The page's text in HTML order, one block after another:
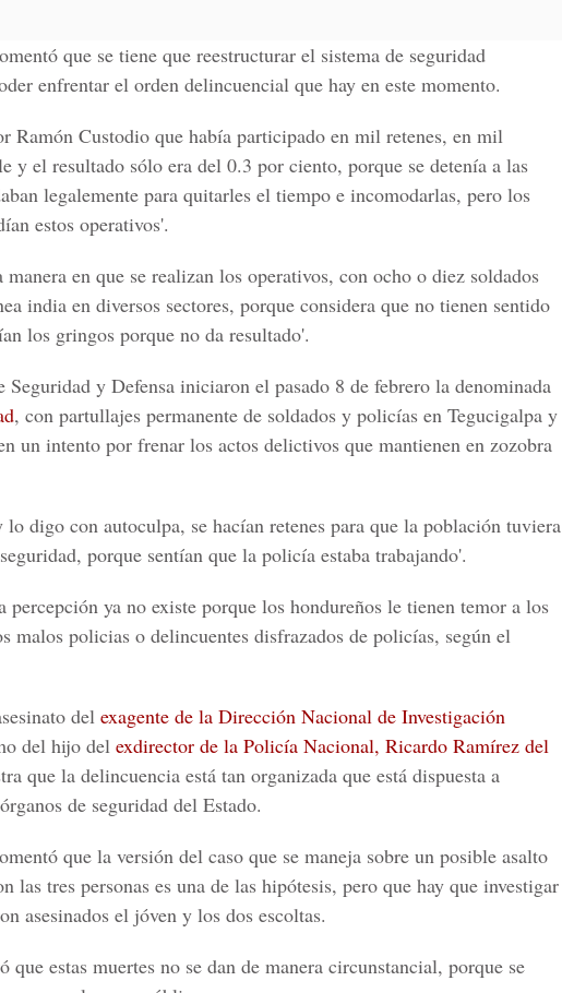
que se tiene que reestructurar el sistema de seguridad
enfrentar el orden delincuencial que hay en este momento.
Ramón Custodio que había participado en mil retenes, en mil
y el resultado sólo era del 0.3 por ciento, porque se detenía a las
legalemente para quitarles el tiempo e incomodarlas, pero los
estos operativos'.
en que se realizan los operativos, con ocho o diez soldados
india en diversos sectores, porque considera que no tienen sentido
los gringos porque no da resultado'.
Seguridad y Defensa iniciaron el pasado 8 de febrero la denominada
, con partullajes permanente de soldados y policías en Tegucigalpa y
un intento por frenar los actos delictivos que mantienen en zozobra
digo con autoculpa, se hacían retenes para que la población tuviera
porque sentían que la policía estaba trabajando'.
percepción ya no existe porque los hondureños le tienen temor a los
malos policias o delincuentes disfrazados de policías, según el
del exagente de la Dirección Nacional de Investigación
del hijo del exdirector de la Policía Nacional, Ricardo Ramírez del
que la delincuencia está tan organizada que está dispuesta a
de seguridad del Estado.
que la versión del caso que se maneja sobre un posible asalto
las tres personas es una de las hipótesis, pero que hay que investigar
asesinados el jóven y los dos escoltas.
que estas muertes no se dan de manera circunstancial, porque se